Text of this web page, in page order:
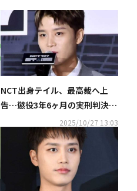
NCT出身テイル、最高裁へ上
告…懲役3年6ヶ月の実刑判決に
2025/10/27 13:03